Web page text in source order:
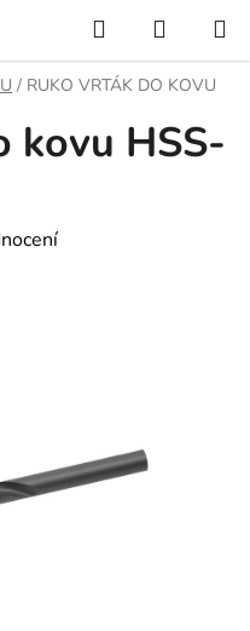
Hledat
KOŠÍK
/ RUKO VRTÁK DO KOVU
kovu HSS-